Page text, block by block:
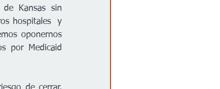
Kansas sin
hospitales  y
oponernos
por Medicaid